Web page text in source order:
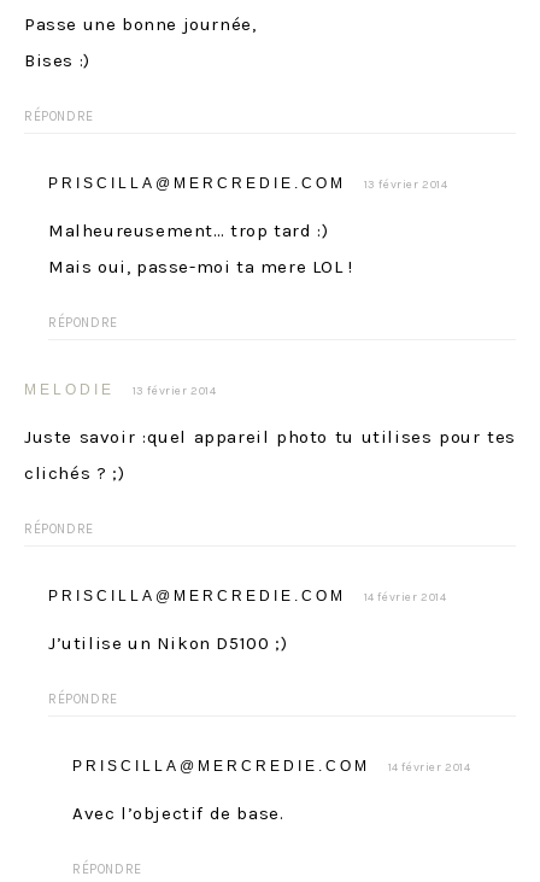
Passe une bonne journée,
Bises :)
RÉPONDRE
PRISCILLA@MERCREDIE.COM 13 février 2014
Malheureusement… trop tard :)
Mais oui, passe-moi ta mere LOL !
RÉPONDRE
MELODIE 13 février 2014
Juste savoir :quel appareil photo tu utilises pour tes
clichés ? ;)
RÉPONDRE
PRISCILLA@MERCREDIE.COM 14 février 2014
J’utilise un Nikon D5100 ;)
RÉPONDRE
PRISCILLA@MERCREDIE.COM 14 février 2014
Avec l’objectif de base.
RÉPONDRE